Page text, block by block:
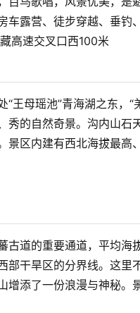
露营、徒步穿越、垂钓
高速交叉口西100米
“王母瑶池”青海湖之东，
秀的自然奇景。沟内山
区内建有西北海拔最高
古道的重要通道，平均
干旱区的分界线。这里
增添了一份浪漫与神秘